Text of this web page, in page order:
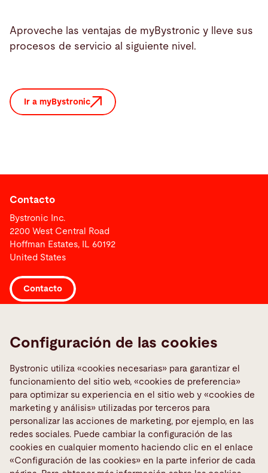
Aproveche las ventajas de myBystronic y lleve sus
procesos de servicio al siguiente nivel.
Ir a myBystronic
Contacto
Bystronic Inc.
2200 West Central Road
Hoffman Estates, IL 60192
United States
Contacto
Informar sobre una averia
Media Center
Quality policies
TeamViewer
Medios sociales
Configuración de las cookies
Bystronic utiliza «cookies necesarias» para garantizar el
funcionamiento del sitio web, «cookies de preferencia»
para optimizar su experiencia en el sitio web y «cookies de
marketing y análisis» utilizadas por terceros para
personalizar las acciones de marketing, por ejemplo, en las
redes sociales. Puede cambiar la configuración de las
cookies en cualquier momento haciendo clic en el enlace
«Configuración de las cookies» en la parte inferior de cada